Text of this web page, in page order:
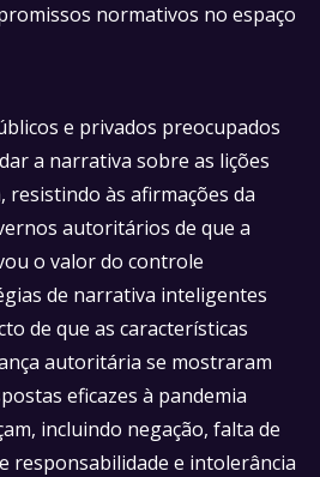
normativos no espaço
e privados preocupados
a narrativa sobre as lições
resistindo às afirmações da
autoritários de que a
o valor do controle
de narrativa inteligentes
de que as características
autoritária se mostraram
eficazes à pandemia
incluindo negação, falta de
responsabilidade e intolerância